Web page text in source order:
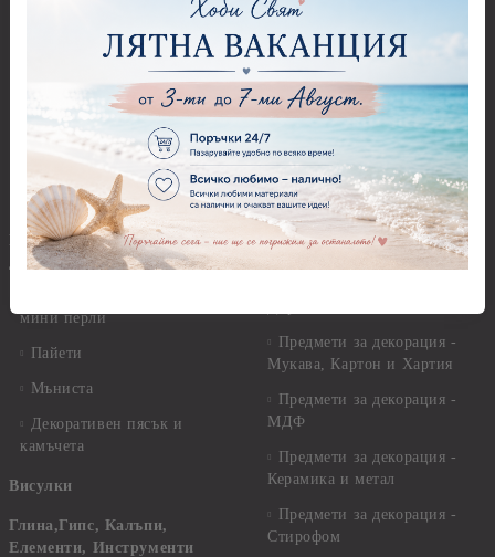
Бои за свещи Cadence
Солвентни бои, Патина
Универсални контури
Реагенти, ръжда
Други Бои
Брокат, пайети, мъниста и
декоративен пясък
мини перли
Пайети
Мъниста
Декоративен пясък и
камъчета
Висулки
Глина,Гипс, Калъпи,
Елементи, Инструменти
ръкохватки
Силиконови печати
Гумени печати
Печати за восък
Предмети за декорация
Предмети за декорация -
Акрил и пластмаса
Предмети за декорация -
Мукава, Картон и Хартия
Предмети за декорация -
МДФ
Предмети за декорация -
Керамика и метал
Предмети за декорация -
Стирофом